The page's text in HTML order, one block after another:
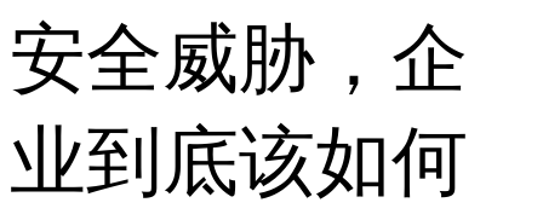
安全威胁，企
业到底该如何